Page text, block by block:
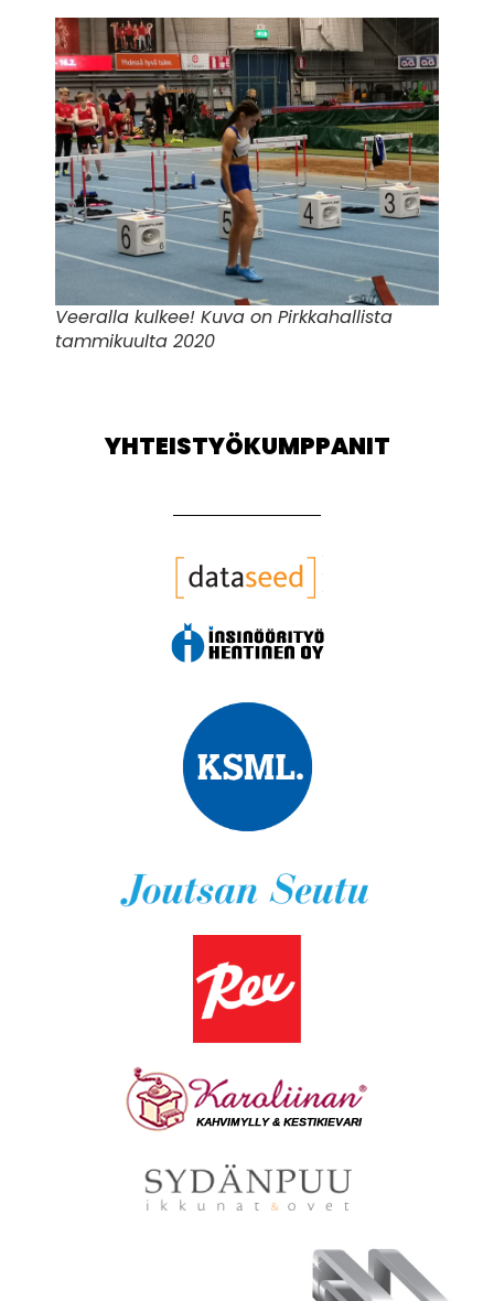
Veeralla kulkee! Kuva on Pirkkahallista
tammikuulta 2020
YHTEISTYÖKUMPPANIT